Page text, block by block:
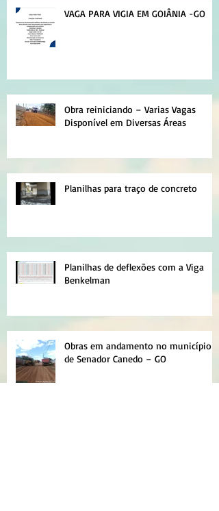
VAGA PARA VIGIA EM GOIÂNIA -GO
Obra reiniciando – Varias Vagas
Disponível em Diversas Áreas
Planilhas para traço de concreto
Planilhas de deflexões com a Viga
Benkelman
Obras em andamento no município
de Senador Canedo – GO